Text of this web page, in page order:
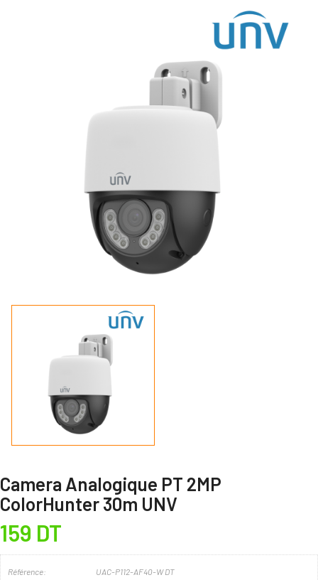
Camera Analogique PT 2MP
ColorHunter 30m UNV
159 DT
Référence: UAC-P112-AF40-W DT